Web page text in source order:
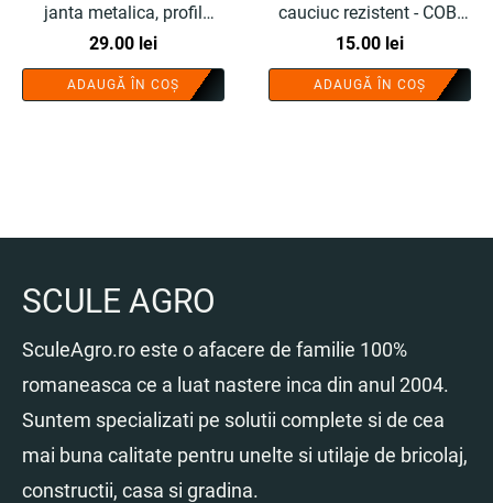
janta metalica, profil
crapat, compatibila roabe
brute standard, fara
rulment - COBI SMART®
29.00 lei
ADAUGĂ ÎN COȘ
cauciuc rezistent - COBI
SMART®
15.00 lei
ADAUGĂ ÎN COȘ
SCULE AGRO
SculeAgro.ro este o afacere de familie 100%
romaneasca ce a luat nastere inca din anul 2004.
Suntem specializati pe solutii complete si de cea
mai buna calitate pentru unelte si utilaje de bricolaj,
constructii, casa si gradina.